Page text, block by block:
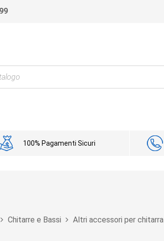
100% Pagamenti Sicuri
Chitarre e Bassi Altri accessori per chitarra